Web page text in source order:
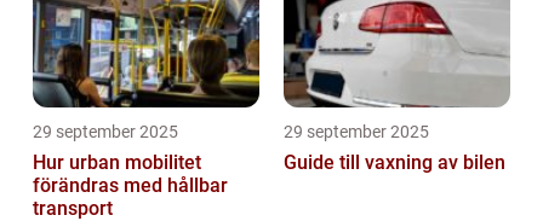
29 september 2025
Hur urban mobilitet
förändras med hållbar
transport
29 september 2025
Guide till vaxning av bilen